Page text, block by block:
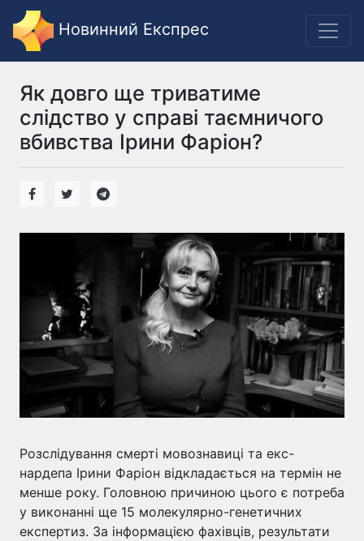
Новинний Експрес
Як довго ще триватиме
слідство у справі таємничого
вбивства Ірини Фаріон?
Розслідування смерті мовознавиці та екс-
нардепа Ірини Фаріон відкладається на термін не
менше року. Головною причиною цього є потреба
у виконанні ще 15 молекулярно-генетичних
експертиз. За інформацією фахівців, результати